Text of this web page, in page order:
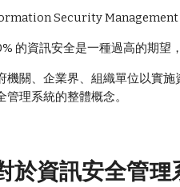
Security Management
的資訊安全是一種過高的期望
機關、企業界、組織單位以實
管理系統的整體概念。
於資訊安全管理